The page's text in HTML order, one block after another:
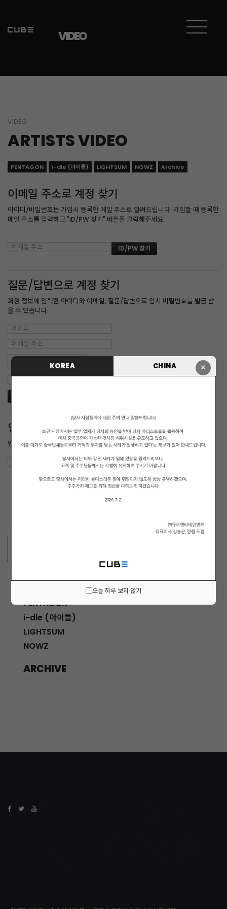
×
KOREA CHINA
오늘 하루 보지 않기
VIDEO
VIDEO
ARTISTS VIDEO
PENTAGON i-dle (아이들) LIGHTSUM NOWZ Archive
이메일 주소로 계정 찾기
아이디/비밀번호는 가입시 등록한 메일 주소로 알려드립니다. 가입할 때 등록한
메일 주소를 입력하고 "ID/PW 찾기" 버튼을 클릭해주세요.
질문/답변으로 계정 찾기
회원 정보에 입력한 아이디와 이메일, 질문/답변으로 임시 비밀번호를 발급 받
을 수 있습니다.
인증메일 재발송
인증 메일을 받지 못한 경우 다시 받을 수 있습니다.
MUSICIANS
PENTAGON
i-dle (아이들)
LIGHTSUM
NOWZ
ARCHIVE